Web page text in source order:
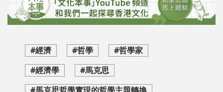
#經濟 #哲學
#哲學家
#經濟學
#馬克思